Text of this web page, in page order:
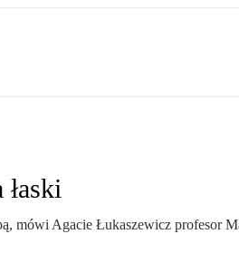
mówi Agacie Łukaszewicz profesor